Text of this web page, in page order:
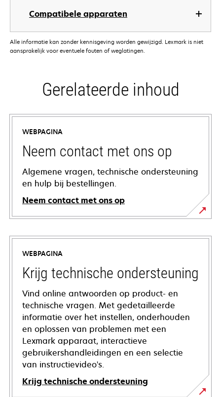
Compatibele apparaten
Alle informatie kan zonder kennisgeving worden gewijzigd. Lexmark is niet
aansprakelijk voor eventuele fouten of weglatingen.
Gerelateerde inhoud
WEBPAGINA
Neem contact met ons op
Algemene vragen, technische ondersteuning
en hulp bij bestellingen.
Neem contact met ons op
WEBPAGINA
Krijg technische ondersteuning
Vind online antwoorden op product- en
technische vragen. Met gedetailleerde
informatie over het instellen, onderhouden
en oplossen van problemen met een
Lexmark apparaat, interactieve
gebruikershandleidingen en een selectie
van instructievideo's.
Krijg technische ondersteuning